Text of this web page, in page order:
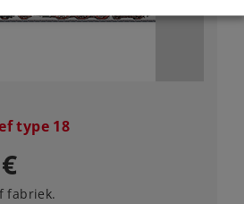
type 18
fabriek.